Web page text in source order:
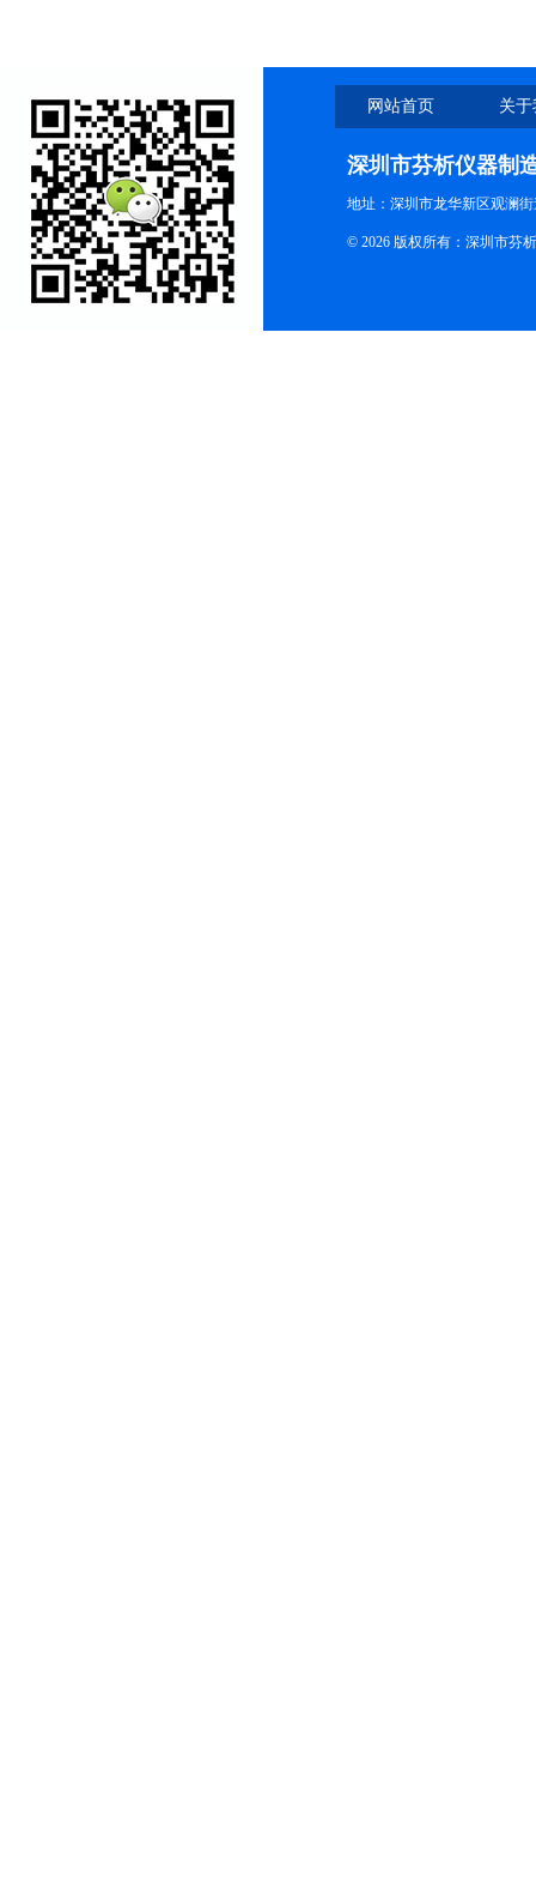
网站首页 关
深圳市芬析仪器制
地址：深圳市龙华新区观澜
© 2026 版权所有：深圳市芬